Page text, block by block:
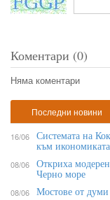
Коментари (0)
Няма коментари
Последни новини
16/06 Системата на
към
08/06 Откриха
Черно море
08/06 Мостове от думи